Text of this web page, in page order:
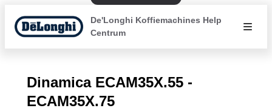
De'Longhi Koffiemachines Help
Centrum
Dinamica ECAM35X.55 -
ECAM35X.75